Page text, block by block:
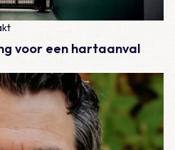
voor een hartaanval
– Hockeydokter